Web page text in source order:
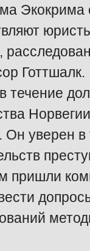
Экокрима
Готтшалк.
течение
Он уверен
пришли